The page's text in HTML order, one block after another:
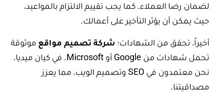
لضمان رضا العملاء. كما يجب تقييم الالتزام بالمواعيد،
حيث يمكن أن يؤثر التأخير على أعمالك.
أخيراً، تحقق من الشهادات؛ شركة تصميم مواقع موثوقة
تحمل شهادات من Google أو Microsoft. في كيان ميديا،
نحن معتمدون في SEO وتصميم الويب، مما يعزز
مصداقيتنا.